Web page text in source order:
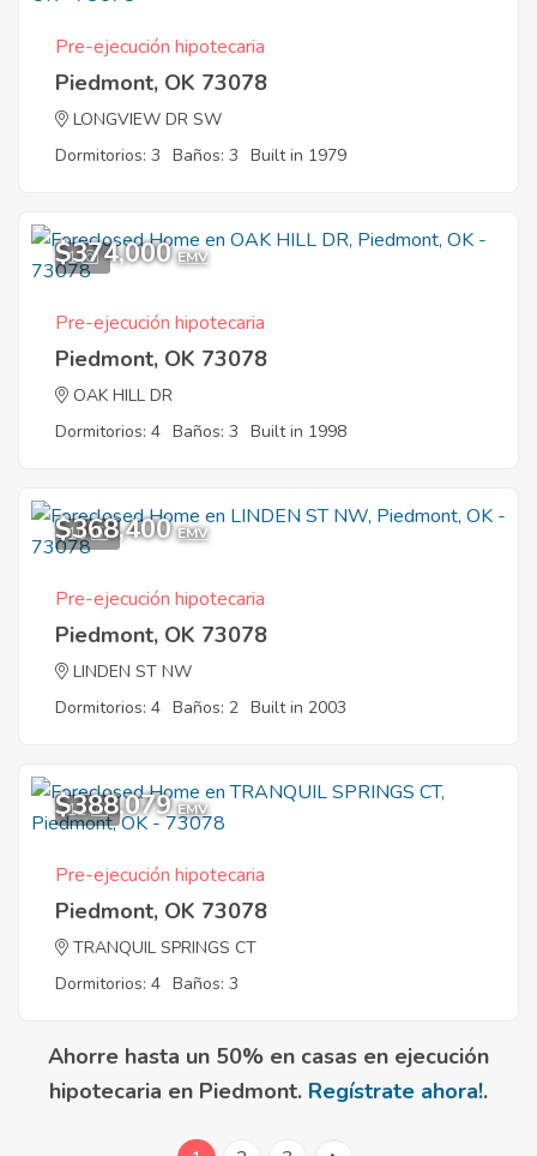
Pre-ejecución hipotecaria
Piedmont, OK 73078
LONGVIEW DR SW
Dormitorios: 3 Baños: 3 Built in 1979
1
$374,000 EMV
Pre-ejecución hipotecaria
Piedmont, OK 73078
OAK HILL DR
Dormitorios: 4 Baños: 3 Built in 1998
10
$368,400 EMV
Pre-ejecución hipotecaria
Piedmont, OK 73078
LINDEN ST NW
Dormitorios: 4 Baños: 2 Built in 2003
12
$388,079 EMV
Pre-ejecución hipotecaria
Piedmont, OK 73078
TRANQUIL SPRINGS CT
Dormitorios: 4 Baños: 3
Ahorre hasta un 50% en casas en ejecución
hipotecaria en Piedmont. Regístrate ahora!.